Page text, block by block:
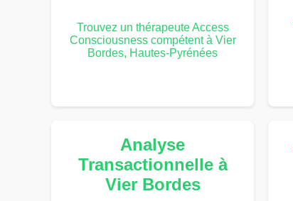
Trouvez un thérapeute Access
Consciousness compétent à Vier
Bordes, Hautes-Pyrénées
Analyse
Transactionnelle à
Vier Bordes